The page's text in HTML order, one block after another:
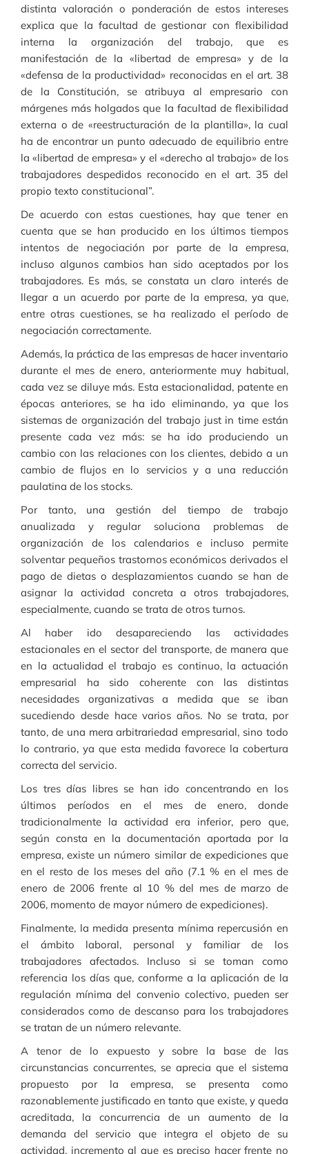
distinta valoración o ponderación de estos intereses
explica que la facultad de gestionar con flexibilidad
interna la organización del trabajo, que es
manifestación de la «libertad de empresa» y de la
«defensa de la productividad» reconocidas en el art. 38
de la Constitución, se atribuya al empresario con
márgenes más holgados que la facultad de flexibilidad
externa o de «reestructuración de la plantilla», la cual
ha de encontrar un punto adecuado de equilibrio entre
la «libertad de empresa» y el «derecho al trabajo» de los
trabajadores despedidos reconocido en el art. 35 del
propio texto constitucional”.
De acuerdo con estas cuestiones, hay que tener en
cuenta que se han producido en los últimos tiempos
intentos de negociación por parte de la empresa,
incluso algunos cambios han sido aceptados por los
trabajadores. Es más, se constata un claro interés de
llegar a un acuerdo por parte de la empresa, ya que,
entre otras cuestiones, se ha realizado el período de
negociación correctamente.
Además, la práctica de las empresas de hacer inventario
durante el mes de enero, anteriormente muy habitual,
cada vez se diluye más. Esta estacionalidad, patente en
épocas anteriores, se ha ido eliminando, ya que los
sistemas de organización del trabajo just in time están
presente cada vez más: se ha ido produciendo un
cambio con las relaciones con los clientes, debido a un
cambio de flujos en lo servicios y a una reducción
paulatina de los stocks.
Por tanto, una gestión del tiempo de trabajo
anualizada y regular soluciona problemas de
organización de los calendarios e incluso permite
solventar pequeños trastornos económicos derivados el
pago de dietas o desplazamientos cuando se han de
asignar la actividad concreta a otros trabajadores,
especialmente, cuando se trata de otros turnos.
Al haber ido desapareciendo las actividades
estacionales en el sector del transporte, de manera que
en la actualidad el trabajo es continuo, la actuación
empresarial ha sido coherente con las distintas
necesidades organizativas a medida que se iban
sucediendo desde hace varios años. No se trata, por
tanto, de una mera arbitrariedad empresarial, sino todo
lo contrario, ya que esta medida favorece la cobertura
correcta del servicio.
Los tres días libres se han ido concentrando en los
últimos períodos en el mes de enero, donde
tradicionalmente la actividad era inferior, pero que,
según consta en la documentación aportada por la
empresa, existe un número similar de expediciones que
en el resto de los meses del año (7.1 % en el mes de
enero de 2006 frente al 10 % del mes de marzo de
2006, momento de mayor número de expediciones).
Finalmente, la medida presenta mínima repercusión en
el ámbito laboral, personal y familiar de los
trabajadores afectados. Incluso si se toman como
referencia los días que, conforme a la aplicación de la
regulación mínima del convenio colectivo, pueden ser
considerados como de descanso para los trabajadores
se tratan de un número relevante.
A tenor de lo expuesto y sobre la base de las
circunstancias concurrentes, se aprecia que el sistema
propuesto por la empresa, se presenta como
razonablemente justificado en tanto que existe, y queda
acreditada, la concurrencia de un aumento de la
demanda del servicio que integra el objeto de su
actividad, incremento al que es preciso hacer frente no